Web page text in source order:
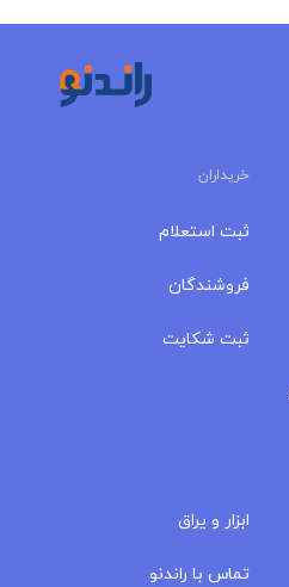
خریداران
ثبت استعلام
فروشندگان
ثبت شکایت
ابزار و یراق
تماس با راندنو